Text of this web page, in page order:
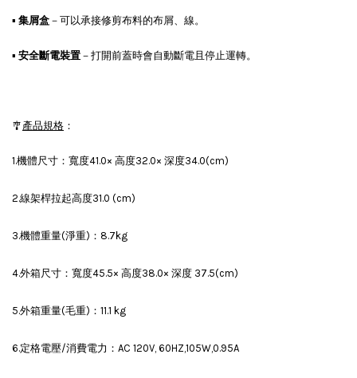
▪ 集屑盒 －可以承接修剪布料的布屑、線。
▪ 安全斷電裝置 －打開前蓋時會自動斷電且停止運轉。
🎐 產品規格 ：
1.機體尺寸：寬度41.0× 高度32.0× 深度34.0(cm)
2.線架桿拉起高度31.0 (cm)
3.機體重量(淨重)：8.7kg
4.外箱尺寸：寬度45.5× 高度38.0× 深度 37.5(cm)
5.外箱重量(毛重)：11.1 kg
6.定格電壓/消費電力：AC 120V, 60HZ,105W,0.95A